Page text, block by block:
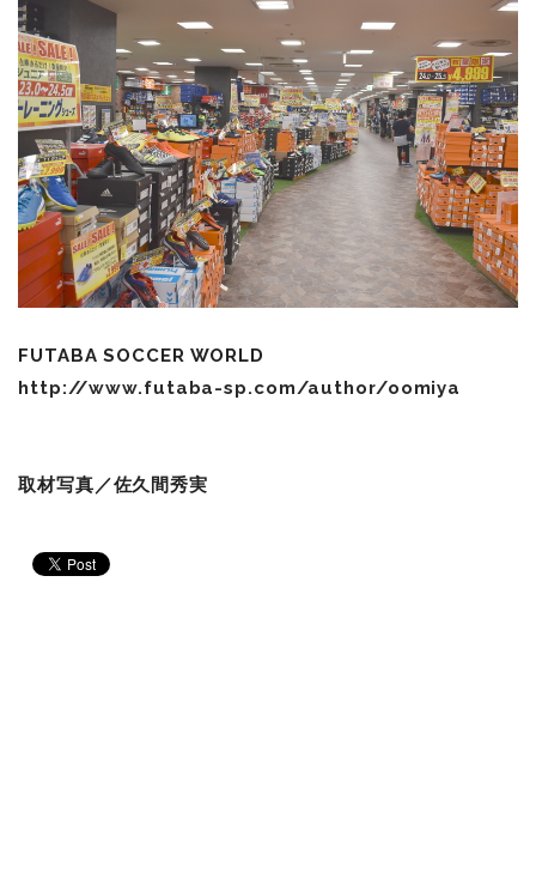
FUTABA SOCCER WORLD
http://www.futaba-sp.com/author/oomiya
取材写真／佐久間秀実